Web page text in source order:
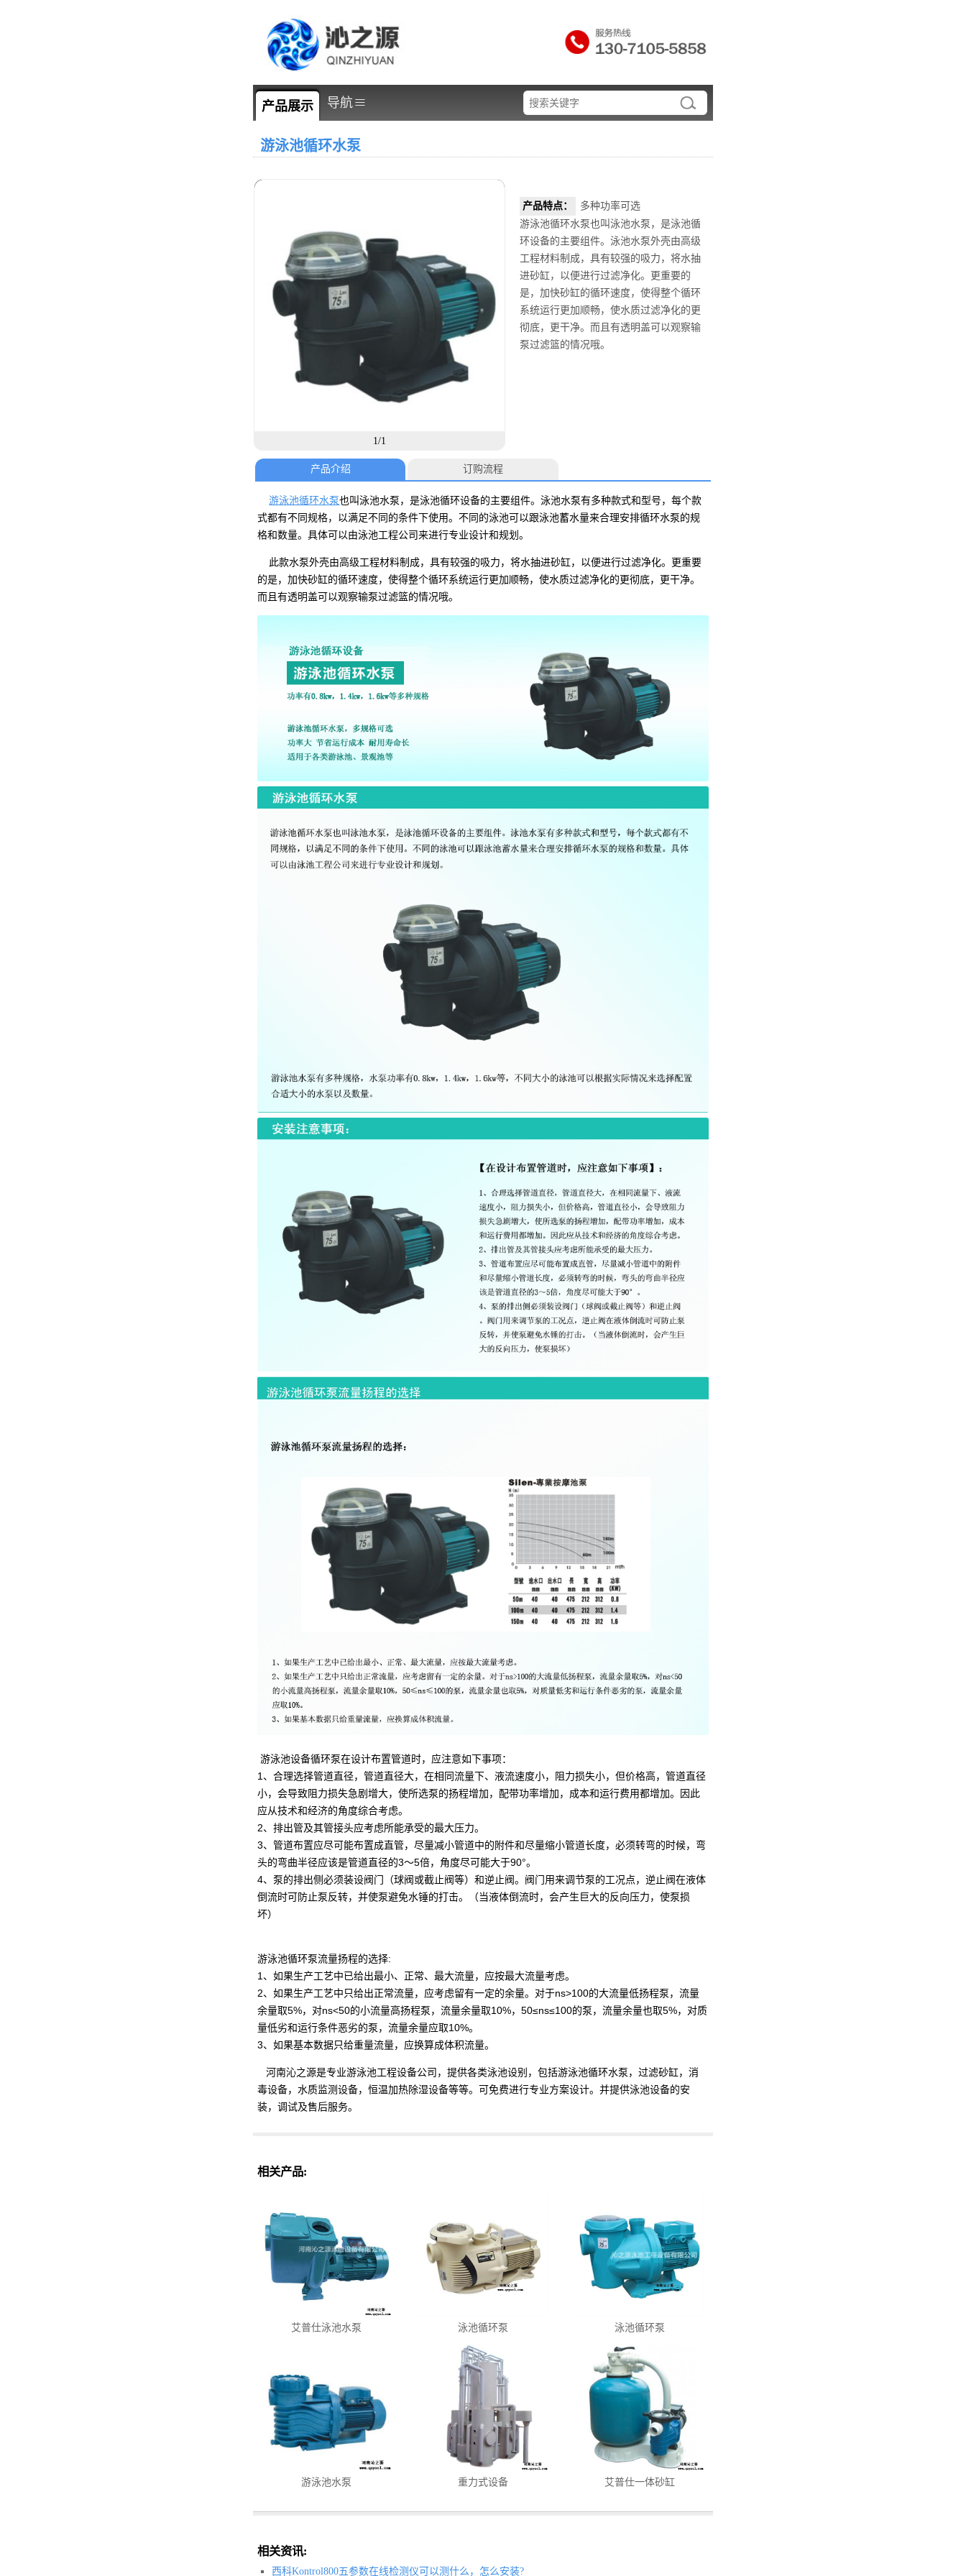
产品展示 导航≡
游泳池循环水泵
1/1
产品特点：
多种功率可选
游泳池循环水泵也叫泳池水泵，是泳池循
环设备的主要组件。泳池水泵外壳由高级
工程材料制成，具有较强的吸力，将水抽
进砂缸，以便进行过滤净化。更重要的
是，加快砂缸的循环速度，使得整个循环
系统运行更加顺畅，使水质过滤净化的更
彻底，更干净。而且有透明盖可以观察输
泵过滤篮的情况哦。
产品介绍 订购流程
游泳池循环水泵也叫泳池水泵，是泳池循环设备的主要组件。泳池水泵有多种款式和型号，每个款
式都有不同规格，以满足不同的条件下使用。不同的泳池可以跟泳池蓄水量来合理安排循环水泵的规
格和数量。具体可以由泳池工程公司来进行专业设计和规划。
此款水泵外壳由高级工程材料制成，具有较强的吸力，将水抽进砂缸，以便进行过滤净化。更重要
的是，加快砂缸的循环速度，使得整个循环系统运行更加顺畅，使水质过滤净化的更彻底，更干净。
而且有透明盖可以观察输泵过滤篮的情况哦。
游泳池设备循环泵在设计布置管道时，应注意如下事项：
1、合理选择管道直径，管道直径大，在相同流量下、液流速度小，阻力损失小，但价格高，管道直径
小，会导致阻力损失急剧增大，使所选泵的扬程增加，配带功率增加，成本和运行费用都增加。因此
应从技术和经济的角度综合考虑。
2、排出管及其管接头应考虑所能承受的最大压力。
3、管道布置应尽可能布置成直管，尽量减小管道中的附件和尽量缩小管道长度，必须转弯的时候，弯
头的弯曲半径应该是管道直径的3～5倍，角度尽可能大于90°。
4、泵的排出侧必须装设阀门（球阀或截止阀等）和逆止阀。阀门用来调节泵的工况点，逆止阀在液体
倒流时可防止泵反转，并使泵避免水锤的打击。（当液体倒流时，会产生巨大的反向压力，使泵损
坏）
游泳池循环泵流量扬程的选择:
1、如果生产工艺中已给出最小、正常、最大流量，应按最大流量考虑。
2、如果生产工艺中只给出正常流量，应考虑留有一定的余量。对于ns>100的大流量低扬程泵，流量
余量取5%，对ns<50的小流量高扬程泵，流量余量取10%，50≤ns≤100的泵，流量余量也取5%，对质
量低劣和运行条件恶劣的泵，流量余量应取10%。
3、如果基本数据只给重量流量，应换算成体积流量。
河南沁之源是专业游泳池工程设备公司，提供各类泳池设别，包括游泳池循环水泵，过滤砂缸，消
毒设备，水质监测设备，恒温加热除湿设备等等。可免费进行专业方案设计。并提供泳池设备的安
装，调试及售后服务。
相关产品:
艾普仕泳池水泵 泳池循环泵 泳池循环泵
游泳池水泵 重力式设备 艾普仕一体砂缸
相关资讯:
西科Kontrol800五参数在线检测仪可以测什么，怎么安装?